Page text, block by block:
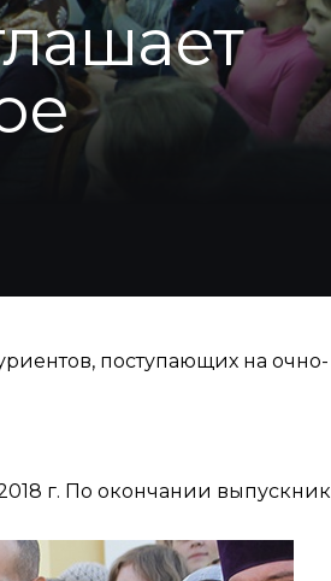
поступающих на очно-
г. По окончании выпускник